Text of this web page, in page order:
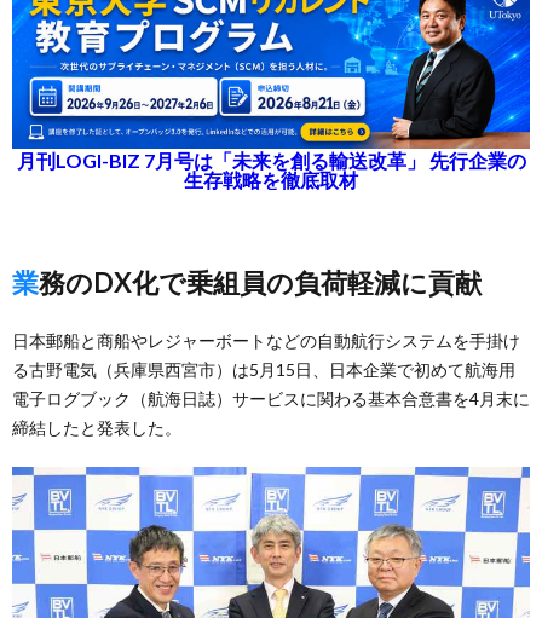
月刊LOGI-BIZ 7月号は「未来を創る輸送改革」 先行企業の
生存戦略を徹底取材
業務のDX化で乗組員の負荷軽減に貢献
日本郵船と商船やレジャーボートなどの自動航行システムを手掛け
る古野電気（兵庫県西宮市）は5月15日、日本企業で初めて航海用
電子ログブック（航海日誌）サービスに関わる基本合意書を4月末に
締結したと発表した。